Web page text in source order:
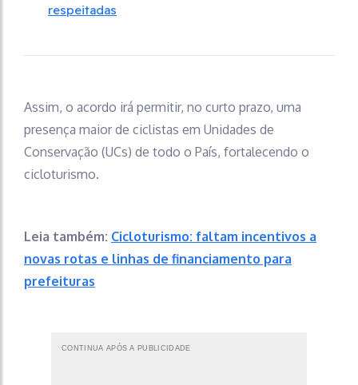
respeitadas
Assim, o acordo irá permitir, no curto prazo, uma
presença maior de ciclistas em Unidades de
Conservação (UCs) de todo o País, fortalecendo o
cicloturismo.
Leia também: Cicloturismo: faltam incentivos a
novas rotas e linhas de financiamento para
prefeituras
CONTINUA APÓS A PUBLICIDADE